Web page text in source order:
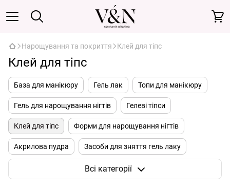
Нарощування та покриття Клей для тіпс
Клей для тіпс
База для манікюру Гель лак Топи для манікюру
Гель для нарощування нігтів Гелеві тіпси
Клей для тіпс Форми для нарощування нігтів
Акрилова пудра Засоби для зняття гель лаку
Засоби для підготовки нігтів Лаки для нігтів
Всі категорії